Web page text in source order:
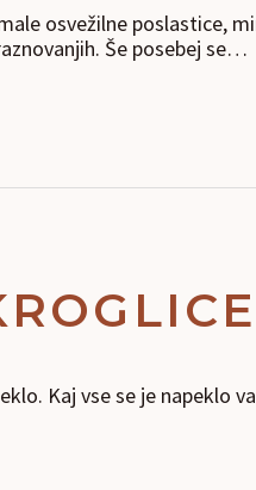
osvežilne poslastice,
Še posebej se…
Kaj vse se je napeklo